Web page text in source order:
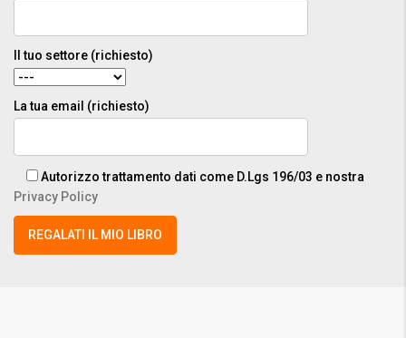
Il tuo settore (richiesto)
La tua email (richiesto)
Autorizzo trattamento dati come D.Lgs 196/03 e nostra
Privacy Policy